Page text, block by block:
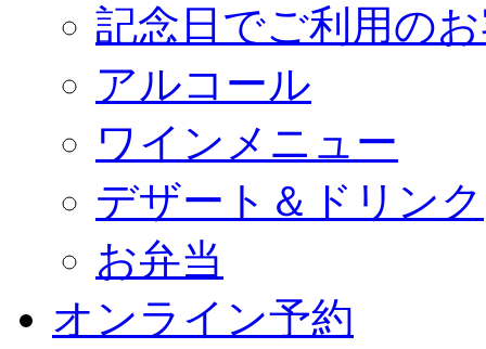
記念日でご利用の
アルコール
ワインメニュー
デザート＆ドリンク
お弁当
オンライン予約